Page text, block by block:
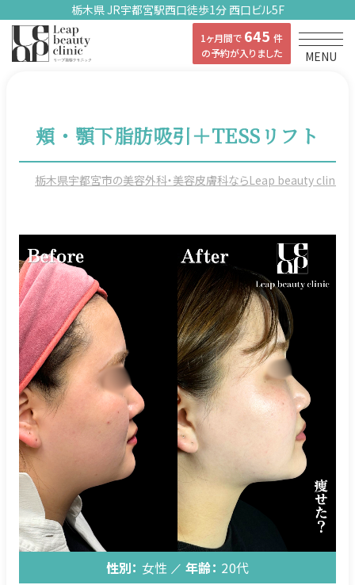
栃木県 JR宇都宮駅西口徒歩1分 西口ビル5F
1ヶ月間で 645 件
の予約が入りました
MENU
頬・顎下脂肪吸引＋TESSリフト
栃木県宇都宮市の美容外科・美容皮膚科ならLeap beauty clinic
性別： 女性 年齢： 20代